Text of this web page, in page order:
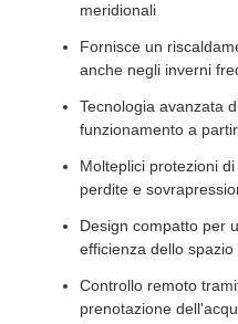
meridionali
Fornisce un
anche negli inverni
Tecnologia avanzata
funzionamento a
Molteplici protezioni
perdite e
Design compatto per
efficienza dello spazio
Controllo remoto
prenotazione